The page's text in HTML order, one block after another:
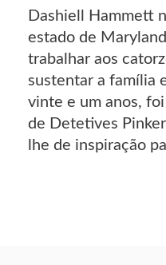
Dashiell Hammett
estado de
trabalhar aos
sustentar a família
vinte e um anos,
de Detetives
lhe de inspiração